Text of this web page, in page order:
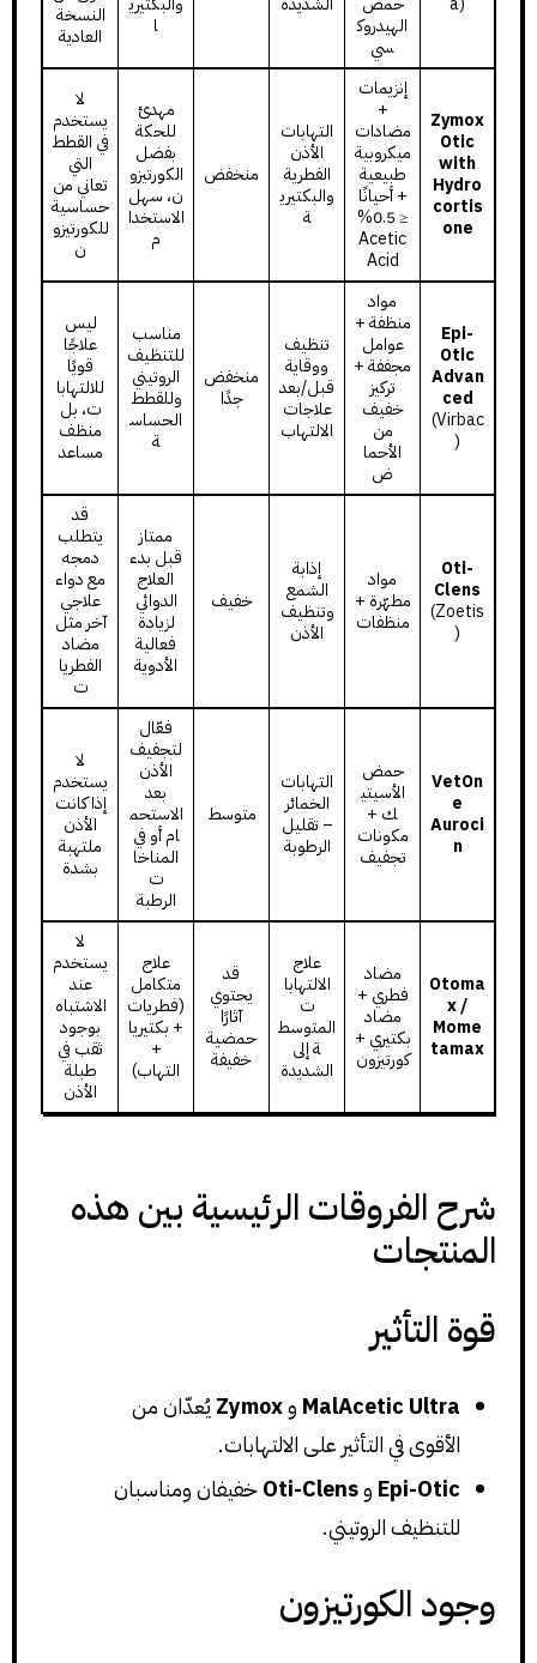
الهيدروك
سي
ا
النسخة
العادية
Zymox
Otic
with
Hydro
cortis
one
إنزيمات
+
مضادات
ميكروبية
طبيعية
+ أحيانًا
≤ 0.5%
Acetic
Acid
التهابات
الأذن
الفطرية
والبكتيري
ة
منخفض
مهدئ
للحكة
بفضل
الكورتيزو
ن، سهل
الاستخدا
م
لا
يستخدم
في القطط
التي
تعاني من
حساسية
للكورتيزو
ن
Epi-
Otic
Advan
ced
(Virbac
)
مواد
منظفة +
عوامل
مجففة +
تركيز
خفيف
من
الأحما
ض
تنظيف
ووقاية
قبل/بعد
علاجات
الالتهاب
منخفض
جدًا
مناسب
للتنظيف
الروتيني
وللقطط
الحساس
ة
ليس
علاجًا
قويًا
للالتهابا
ت، بل
منظف
مساعد
Oti-
Clens
(Zoetis
)
مواد
مطهّرة +
منظفات
إذابة
الشمع
وتنظيف
الأذن
خفيف
ممتاز
قبل بدء
العلاج
الدوائي
لزيادة
فعالية
الأدوية
قد
يتطلب
دمجه
مع دواء
علاجي
آخر مثل
مضاد
الفطريا
ت
VetOn
e
Auroci
n
حمض
الأسيتي
ك +
مكونات
تجفيف
التهابات
الخمائر
– تقليل
الرطوبة
متوسط
فعّال
لتجفيف
الأذن
بعد
الاستحم
ام أو في
المناخا
ت
الرطبة
لا
يستخدم
إذا كانت
الأذن
ملتهبة
بشدة
Otoma
x /
Mome
tamax
مضاد
فطري +
مضاد
بكتيري +
كورتيزون
علاج
الالتهابا
ت
المتوسط
ة إلى
الشديدة
قد
يحتوي
آثارًا
حمضية
خفيفة
علاج
متكامل
(فطريات
+ بكتيريا
+
التهاب)
لا
يستخدم
عند
الاشتباه
بوجود
ثقب في
طبلة
الأذن
شرح الفروقات الرئيسية بين هذه
المنتجات
قوة التأثير
MalAcetic Ultra وZymox يُعدّان من
الأقوى في التأثير على الالتهابات.
Epi-Otic وOti-Clensخفيفان ومناسبان
للتنظيف الروتيني.
وجود الكورتيزون